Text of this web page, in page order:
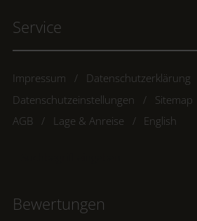
Service
Impressum
Datenschutzerklärung
Datenschutzeinstellungen
Sitemap
AGB
Lage & Anreise English
Bewertungen